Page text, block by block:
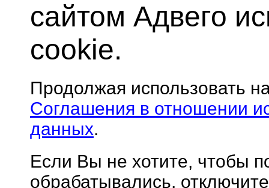
сайтом Адвего
cookie.
Продолжая использовать
Соглашения в отношении
данных.
Если Вы не хотите, чтобы
обрабатывались,